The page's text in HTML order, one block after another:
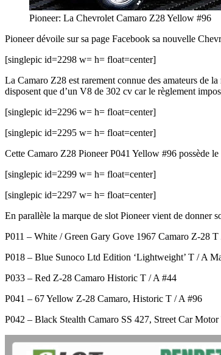
Pioneer: La Chevrolet Camaro Z28 Yellow #96
Pioneer dévoile sur sa page Facebook sa nouvelle
[singlepic id=2298 w= h= float=center]
La Camaro Z28 est rarement connue des amateurs de
disposent que d’un V8 de 302 cv car le règlement
[singlepic id=2296 w= h= float=center]
[singlepic id=2295 w= h= float=center]
Cette Camaro Z28 Pioneer P041 Yellow #96 possède
[singlepic id=2299 w= h= float=center]
[singlepic id=2297 w= h= float=center]
En parallèle la marque de slot Pioneer vient de donner
P011 – White / Green Gary Gove 1967 Camaro Z-28
P018 – Blue Sunoco Ltd Edition ‘Lightweight’ T / A
P033 – Red Z-28 Camaro Historic T / A #44
P041 – 67 Yellow Z-28 Camaro, Historic T / A #96
P042 – Black Stealth Camaro SS 427, Street Car